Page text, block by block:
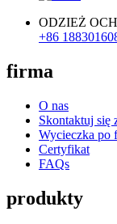
ODZIEŻ
+86
firma
O nas
Skontaktuj się
Wycieczka po
Certyfikat
FAQs
produkty